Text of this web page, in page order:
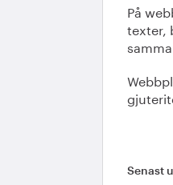
På
texter,
Senast